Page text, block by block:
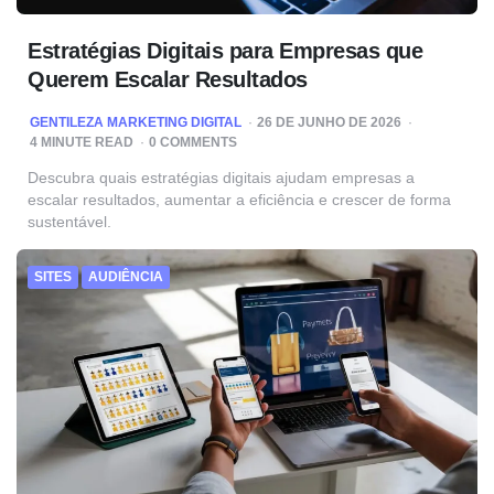
Estratégias Digitais para Empresas que
Querem Escalar Resultados
POSTED
GENTILEZA MARKETING DIGITAL
26 DE JUNHO DE 2026
4 MINUTE READ 0 COMMENTS
Descubra quais estratégias digitais ajudam empresas a
escalar resultados, aumentar a eficiência e crescer de forma
sustentável.
SITES AUDIÊNCIA